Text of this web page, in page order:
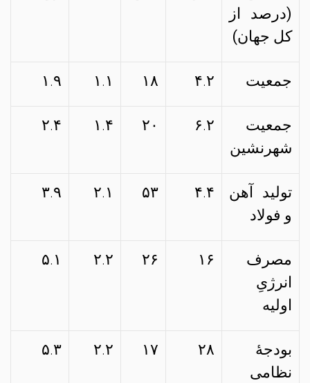
(درصد از
کل جهان)
جمعیت ۴.۲ ۱۸ ۱.۱ ۱.۹
جمعیت
شهرنشین
۶.۲ ۲۰ ۱.۴ ۲.۴
تولید آهن
و فولاد
۴.۴ ۵۳ ۲.۱ ۳.۹
مصرف
انرژیِ
اولیه
۱۶ ۲۶ ۲.۲ ۵.۱
بودجهٔ
نظامی
۲۸ ۱۷ ۲.۲ ۵.۳